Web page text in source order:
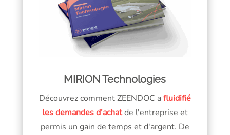
MIRION Technologies
Découvrez comment ZEENDOC afluidifié
les demandes d'achatde l'entreprise et
permis un gain de temps et d'argent. De